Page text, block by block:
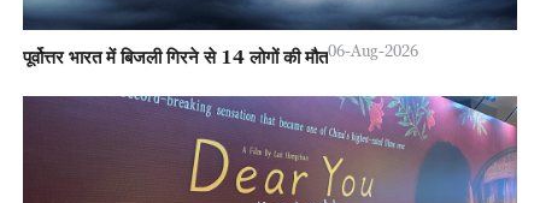
पूर्वोत्तर भारत में बिजली गिरने से 14 लोगों की मौत06-Aug-2026